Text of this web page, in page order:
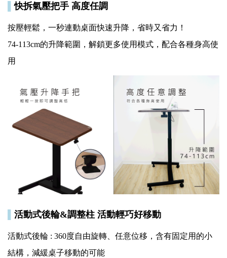
▌快拆氣壓把手 高度任調
按壓輕鬆，一秒連動桌面快速升降，省時又省力！
74-113cm的升降範圍，解鎖更多使用模式，配合各種身高使
用
活動式後輪&調整柱 活動輕巧好移動
活動式後輪 : 360度自由旋轉、任意位移，含有固定用的小
結構，減緩桌子移動的可能